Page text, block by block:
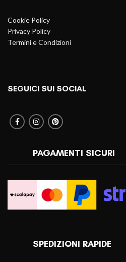
Cookie Policy
Privacy Policy
Termini e Condizioni
SEGUICI SUI SOCIAL
PAGAMENTI SICURI
SPEDIZIONI RAPIDE